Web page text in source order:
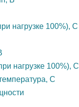
нагрузке 100%), C
нагрузке 100%), C
C